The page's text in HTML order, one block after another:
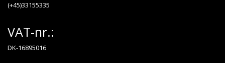
(+45)33155335
VAT-nr.:
DK-16895016